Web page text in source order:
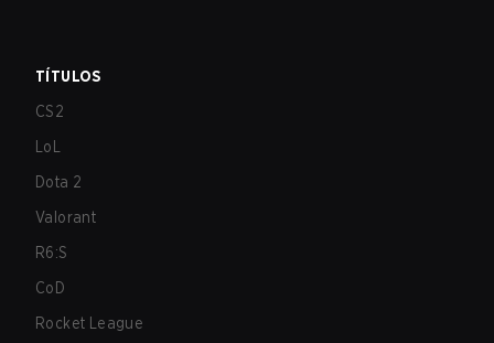
TÍTULOS
CS2
LoL
Dota 2
Valorant
R6:S
CoD
Rocket League